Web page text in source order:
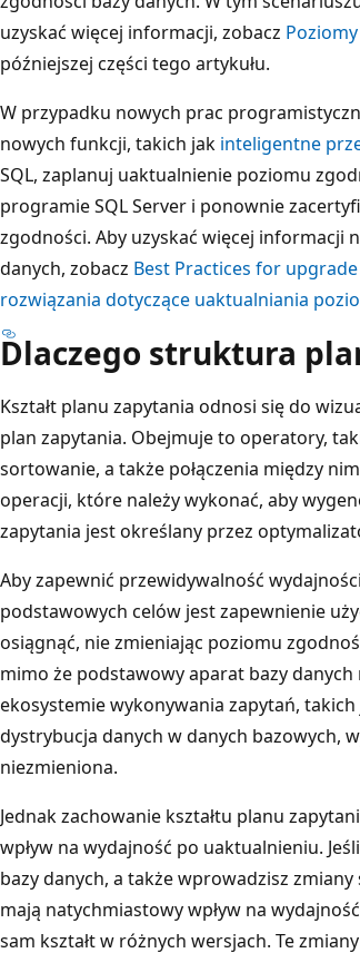
uzyskać więcej informacji, zobacz
późniejszej części tego artykułu.
W przypadku nowych prac
nowych funkcji, takich jak inteligentne
SQL, zaplanuj uaktualnienie poziomu
programie SQL Server i ponownie
zgodności. Aby uzyskać więcej informacji
danych, zobacz Best Practices for
rozwiązania dotyczące uaktualniania
Dlaczego struktura
Kształt planu zapytania odnosi się do
plan zapytania. Obejmuje to operatory,
sortowanie, a także połączenia między
operacji, które należy wykonać, aby
zapytania jest określany przez
Aby zapewnić przewidywalność
podstawowych celów jest zapewnienie
osiągnąć, nie zmieniając poziomu
mimo że podstawowy aparat bazy danych
ekosystemie wykonywania zapytań,
dystrybucja danych w danych bazowych,
niezmieniona.
Jednak zachowanie kształtu planu
wpływ na wydajność po uaktualnieniu.
bazy danych, a także wprowadzisz
mają natychmiastowy wpływ na
sam kształt w różnych wersjach. Te